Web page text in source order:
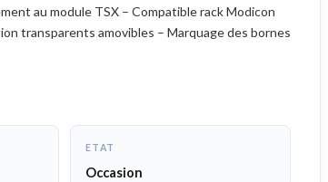
au module TSX – Compatible rack Modicon
transparents amovibles – Marquage des bornes
ETAT
Occasion